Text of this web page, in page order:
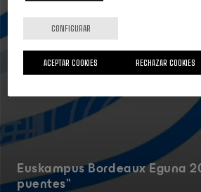
Euskampus Bordeaux Eguna
puentes"
CONFIGURAR
RECHAZAR COOKIES
ACEPTAR COOKIES